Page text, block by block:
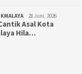
28 Juni, 2026
Asal Kota
Hila…